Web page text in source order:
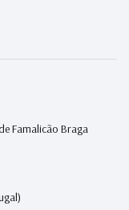
Famalicão Braga